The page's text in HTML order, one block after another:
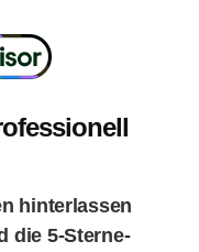
hinterlassen
die 5-Sterne-